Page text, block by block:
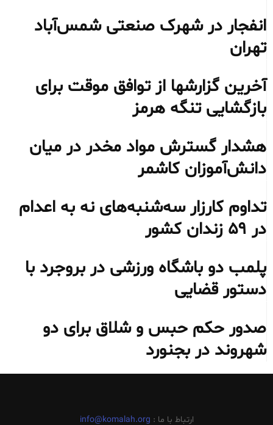
انفجار در شهرک صنعتی شمس‌آباد
تهران
آخرین گزارشها از توافق موقت برای
بازگشایی تنگه هرمز
هشدار گسترش مواد مخدر در میان
دانش‌آموزان کاشمر
تداوم کارزار سه‌شنبه‌های نه به اعدام
در ۵۹ زندان کشور
پلمب دو باشگاه ورزشی در بروجرد با
دستور قضایی
صدور حکم حبس و شلاق برای دو
شهروند در بجنورد
ارتباط با ما : info@komalah.org